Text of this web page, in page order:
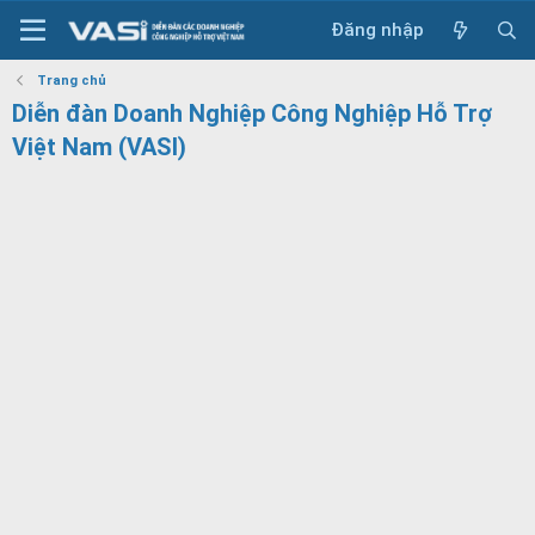
Đăng nhập
Trang chủ
Diễn đàn Doanh Nghiệp Công Nghiệp Hỗ Trợ
Việt Nam (VASI)